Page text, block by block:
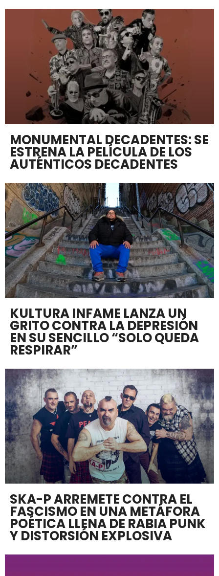
MONUMENTAL DECADENTES: SE
ESTRENA LA PELÍCULA DE LOS
AUTÉNTICOS DECADENTES
KULTURA INFAME LANZA UN
GRITO CONTRA LA DEPRESIÓN
EN SU SENCILLO “SOLO QUEDA
RESPIRAR”
SKA-P ARREMETE CONTRA EL
FASCISMO EN UNA METÁFORA
POÉTICA LLENA DE RABIA PUNK
Y DISTORSIÓN EXPLOSIVA